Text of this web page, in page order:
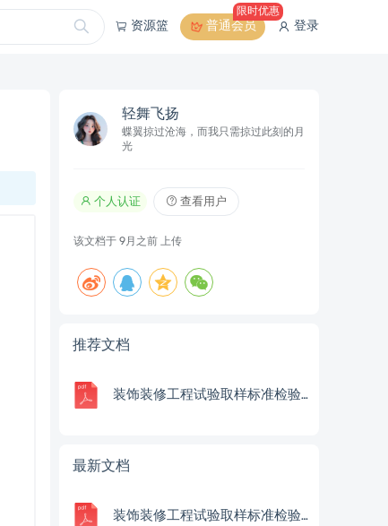
资源篮 普通会员
限时优惠
登录
轻舞飞扬
蝶翼掠过沧海，而我只需掠过此刻的月
光
个人认证 查看用户
该文档于 9月之前 上传
推荐文档
装饰装修工程试验取样标准检验批划分及验收资料
最新文档
装饰装修工程试验取样标准检验批划分及验收资料